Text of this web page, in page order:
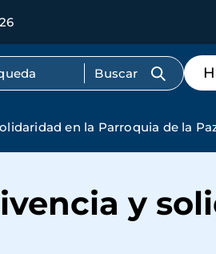
Menú
de
en la Parroquia de la
y